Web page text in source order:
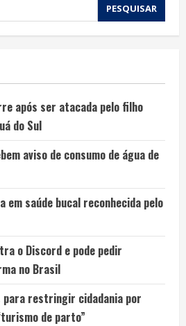
após ser atacada pelo filho
do Sul
aviso de consumo de água de
em saúde bucal reconhecida pelo
o Discord e pode pedir
no Brasil
para restringir cidadania por
de parto”